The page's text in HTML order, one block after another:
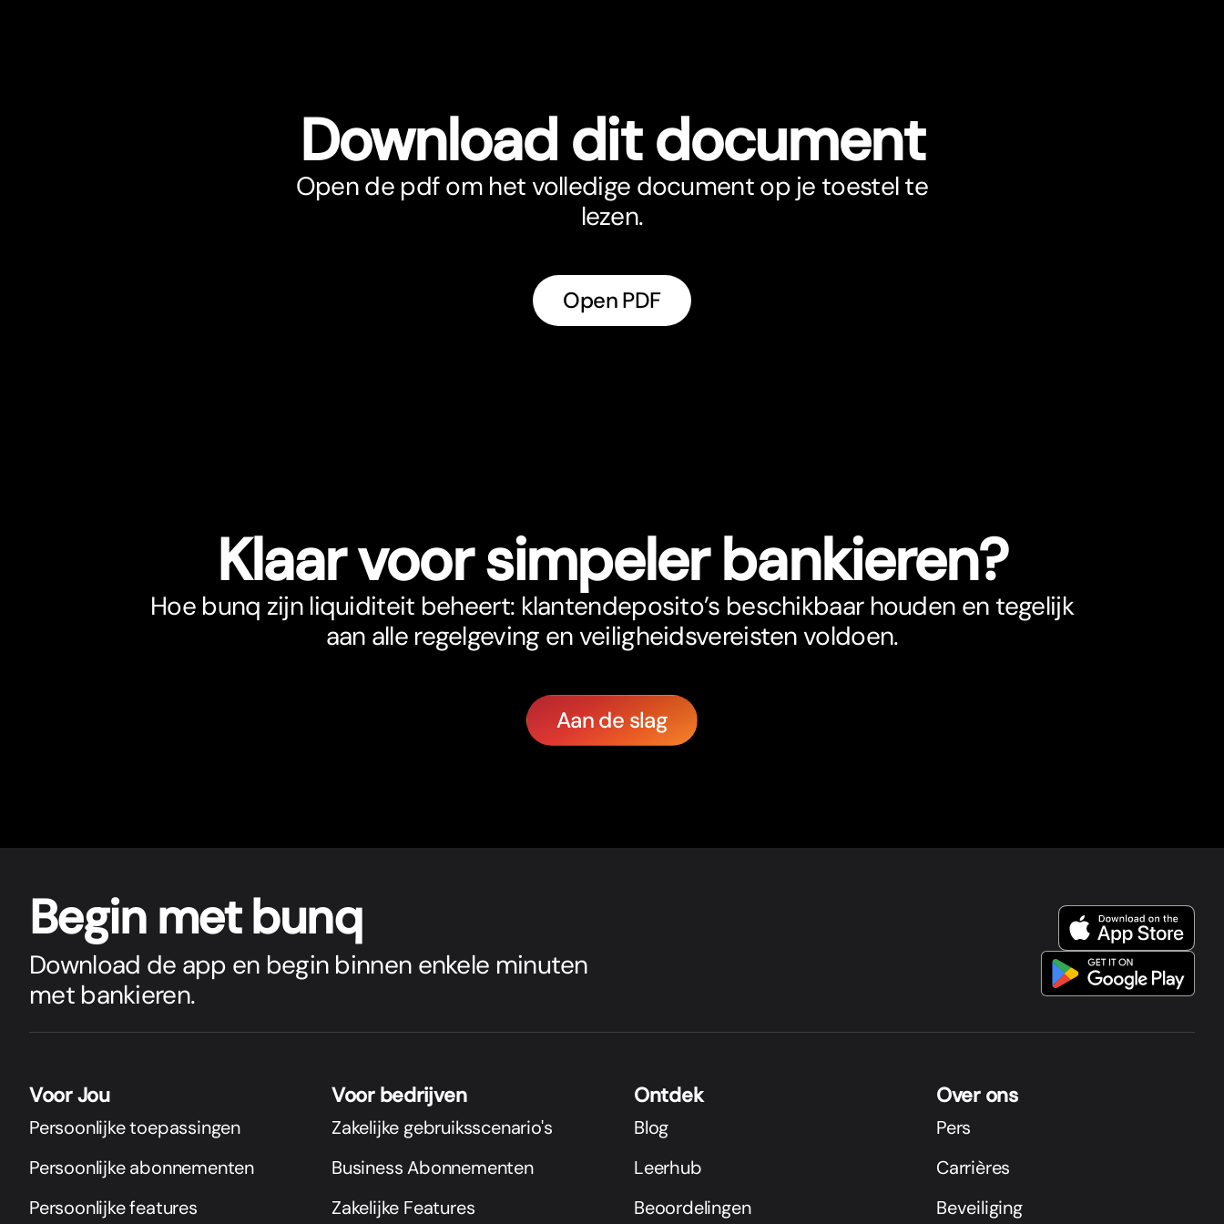
Download dit document
Open de pdf om het volledige document op je toestel te
lezen.
Open PDF
Klaar voor simpeler bankieren?
Hoe bunq zijn liquiditeit beheert: klantendeposito’s beschikbaar houden en tegelijk
aan alle regelgeving en veiligheidsvereisten voldoen.
Aan de slag
Begin met bunq
Download de app en begin binnen enkele minuten
met bankieren.
Voor Jou
Persoonlijke toepassingen
Persoonlijke abonnementen
Persoonlijke features
Voor bedrijven
Zakelijke gebruiksscenario's
Business Abonnementen
Zakelijke Features
Ontdek
Blog
Leerhub
Beoordelingen
Over ons
Pers
Carrières
Beveiliging